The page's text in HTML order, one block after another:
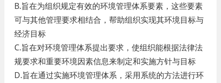
B.旨在为组织规定有效的环境管理体系要素，这些要素
可与其他管理要求相结合，帮助组织实现其环境目标与
经济目标
C.旨在对环境管理体系提出要求，使组织能根据法律法
规要求和重要环境因素信息来制定和实施方针与目标
D.旨在通过实施环境管理体系，采用系统的方法进行环